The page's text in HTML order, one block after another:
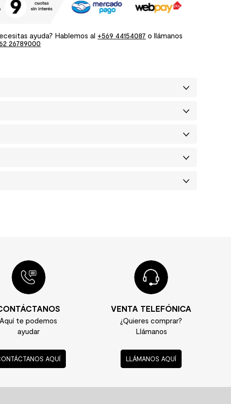
ayuda? Hablemos al +569 44154087 o llámanos
26789000
Aquí te podemos
ayudar
AQUÍ
VENTA TELEFÓNICA
¿Quieres comprar?
Llámanos
LLÁMANOS AQUÍ